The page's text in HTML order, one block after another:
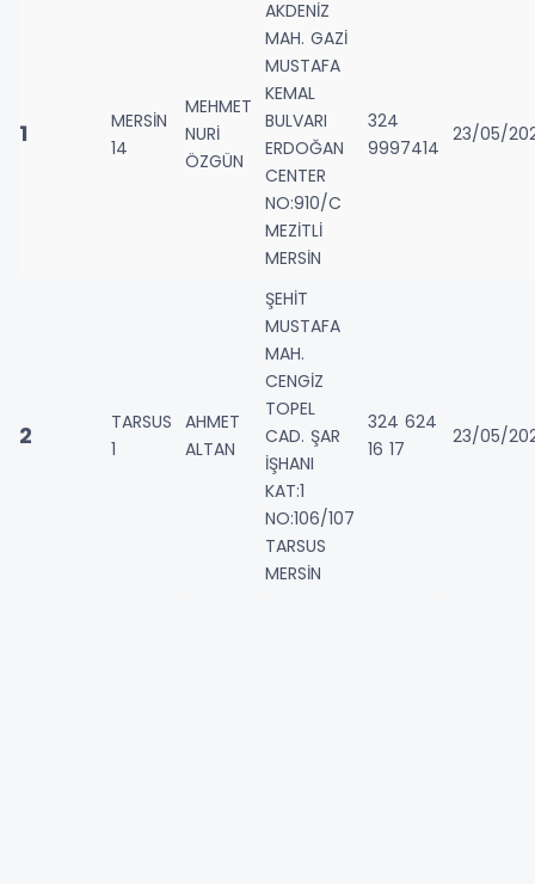
1
MERSİN
14
MEHMET
NURİ
ÖZGÜN
AKDENİZ
MAH. GAZİ
MUSTAFA
KEMAL
BULVARI
ERDOĞAN
CENTER
NO:910/C
MEZİTLİ
MERSİN
324
9997414
23/05/
2
TARSUS
1
AHMET
ALTAN
ŞEHİT
MUSTAFA
MAH.
CENGİZ
TOPEL
CAD. ŞAR
İŞHANI
KAT:1
NO:106/107
TARSUS
MERSİN
324 624
16 17
23/05/